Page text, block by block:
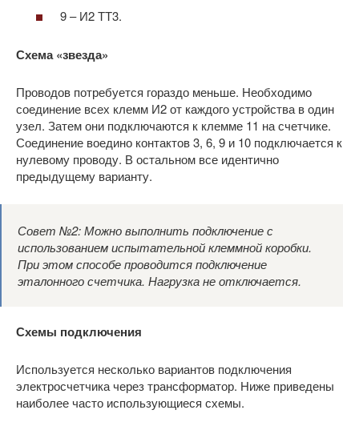
9 – И2 ТТ3.
Схема «звезда»
Проводов потребуется гораздо меньше. Необходимо
соединение всех клемм И2 от каждого устройства в один
узел. Затем они подключаются к клемме 11 на счетчике.
Соединение воедино контактов 3, 6, 9 и 10 подключается к
нулевому проводу. В остальном все идентично
предыдущему варианту.
Совет №2: Можно выполнить подключение с
использованием испытательной клеммной коробки.
При этом способе проводится подключение
эталонного счетчика. Нагрузка не отключается.
Схемы подключения
Используется несколько вариантов подключения
электросчетчика через трансформатор. Ниже приведены
наиболее часто использующиеся схемы.